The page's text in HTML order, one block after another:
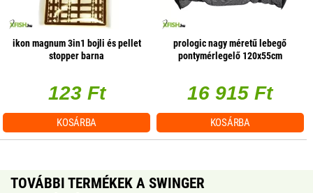
ikon magnum 3in1 bojli és pellet
stopper barna
123 Ft
KOSÁRBA
prologic nagy méretű lebegő
pontymérlegelő 120x55cm
16 915 Ft
KOSÁRBA
TOVÁBBI TERMÉKEK A SWINGER